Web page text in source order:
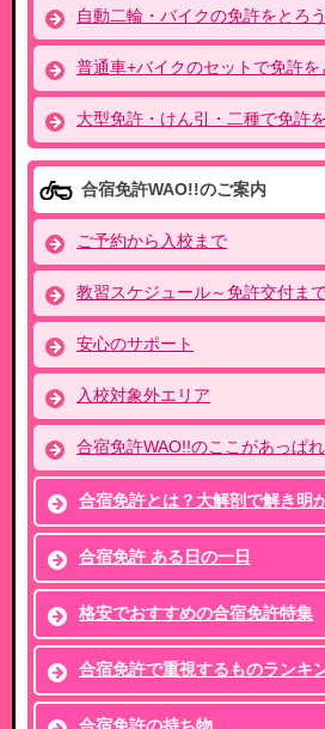
自動二輪・バイクの免許をとろう
普通車+バイクのセットで免許を
大型免許・けん引・二種で免許
合宿免許WAO!!のご案内
ご予約から入校まで
教習スケジュール～免許交付ま
安心のサポート
入校対象外エリア
合宿免許WAO!!のここがあっぱれ
合宿免許とは？大解剖で解き明
合宿免許 ある日の一日
格安でおすすめの合宿免許特集
合宿免許で重視するものランキ